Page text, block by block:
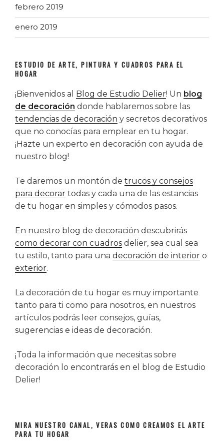
febrero 2019
enero 2019
ESTUDIO DE ARTE, PINTURA Y CUADROS PARA EL
HOGAR
¡Bienvenidos al Blog de Estudio Delier! Un blog
de decoración donde hablaremos sobre las
tendencias de decoración y secretos decorativos
que no conocías para emplear en tu hogar.
¡Hazte un experto en decoración con ayuda de
nuestro blog!
Te daremos un montón de trucos y consejos
para decorar todas y cada una de las estancias
de tu hogar en simples y cómodos pasos.
En nuestro blog de decoración descubrirás
como decorar con cuadros delier, sea cual sea
tu estilo, tanto para una decoración de interior o
exterior.
La decoración de tu hogar es muy importante
tanto para ti como para nosotros, en nuestros
artículos podrás leer consejos, guías,
sugerencias e ideas de decoración.
¡Toda la información que necesitas sobre
decoración lo encontrarás en el blog de Estudio
Delier!
MIRA NUESTRO CANAL, VERAS COMO CREAMOS EL ARTE
PARA TU HOGAR